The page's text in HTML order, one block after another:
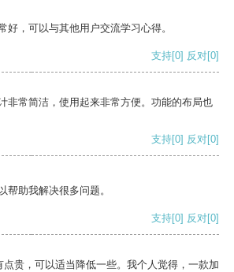
好，可以与其他用户交流学习心得。
支持[0] 反对[0]
非常简洁，使用起来非常方便。功能的布局也
支持[0] 反对[0]
帮助我解决很多问题。
支持[0] 反对[0]
贵，可以适当降低一些。我个人觉得，一款加